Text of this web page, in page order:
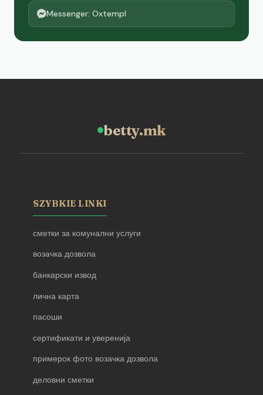
Messenger: Oxtempl
betty.mk
SZYBKIE LINKI
сметки за комунални услуги
возачка дозвола
банкарски извод
лична карта
пасоши
сертификати и уверенија
примерок фото возачка дозвола
деловни сметки